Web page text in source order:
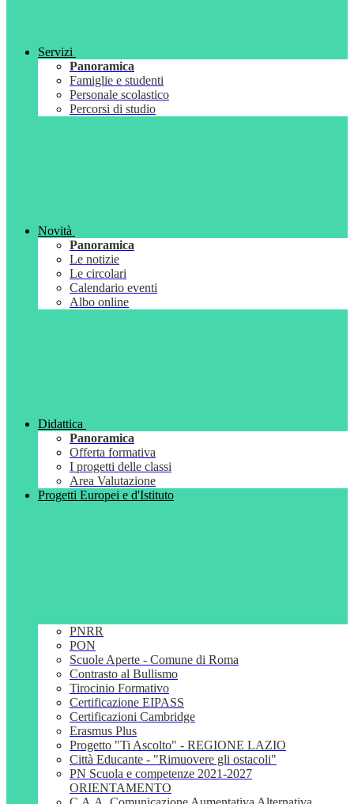
Servizi
Panoramica
Famiglie e studenti
Personale scolastico
Percorsi di studio
Novità
Panoramica
Le notizie
Le circolari
Calendario eventi
Albo online
Didattica
Panoramica
Offerta formativa
I progetti delle classi
Area Valutazione
Progetti Europei e d'Istituto
PNRR
PON
Scuole Aperte - Comune di Roma
Contrasto al Bullismo
Tirocinio Formativo
Certificazione EIPASS
Certificazioni Cambridge
Erasmus Plus
Progetto "Ti Ascolto" - REGIONE LAZIO
Città Educante - "Rimuovere gli ostacoli"
PN Scuola e competenze 2021-2027
ORIENTAMENTO